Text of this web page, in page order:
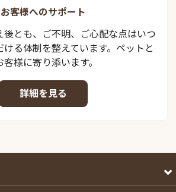
お客様へのサポート
後とも、ご不明、ご心配な点はいつ
る体制を整えています。ペットと
様に寄り添います。
詳細を見る